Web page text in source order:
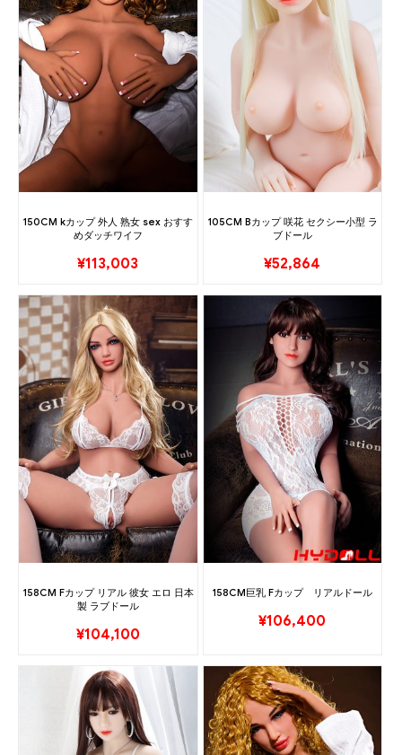
150CM kカップ 外人 熟女 sex おすす
めダッチワイフ
¥113,003
105CM Bカップ 咲花 セクシー小型 ラ
ブドール
¥52,864
158CM Fカップ リアル 彼女 エロ 日本
製 ラブドール
¥104,100
158CM巨乳 Fカップ リアルドール
¥106,400